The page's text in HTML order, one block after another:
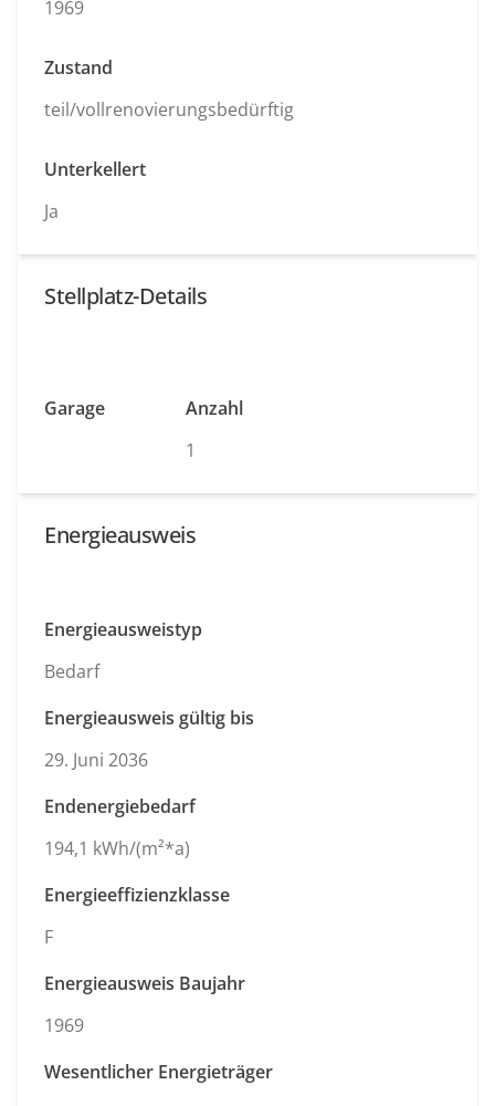
1969
Zustand
teil/vollrenovierungsbedürftig
Unterkellert
Ja
Stellplatz-Details
Garage
Anzahl
1
Energieausweis
Energieausweistyp
Bedarf
Energieausweis gültig bis
29. Juni 2036
Endenergiebedarf
194,1 kWh/(m²*a)
Energieeffizienzklasse
F
Energieausweis Baujahr
1969
Wesentlicher Energieträger